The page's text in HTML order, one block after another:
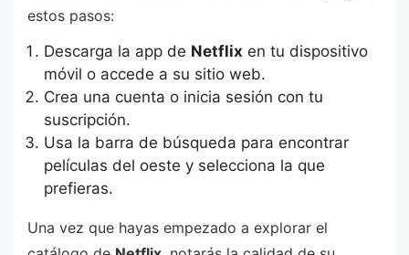
estos pasos:
Descarga la app de Netflix en tu dispositivo
móvil o accede a su sitio web.
Crea una cuenta o inicia sesión con tu
suscripción.
Usa la barra de búsqueda para encontrar
películas del oeste y selecciona la que
prefieras.
Una vez que hayas empezado a explorar el